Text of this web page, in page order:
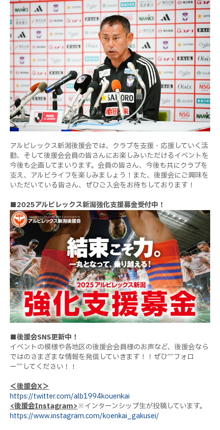
アルビレックス新潟後援会では、クラブを支援・応援していく活
動、そして後援会会員の皆さんにお楽しみいただけるイベントを
今後も企画してまいります。会員の皆さん、今後も共にクラブを
支え、アルビライフを楽しみましょう！また、後援会にご興味を
いただいている皆さん、ぜひご入会をお待ちしております！
■2025アルビレックス新潟強化支援募金受付中！
■後援会SNS更新中！
イベントの模様や各地区の後援会会員様のお声など、後援会なら
ではのさまざまな情報を発信していきます！！ぜひ“”フォロ
ー“”してください！！
＜後援会X＞
https://twitter.com/alb1994kouenkai
<後援会Instagram>※インターンシップ生が投稿しています。
https://www.instagram.com/koenkai_gakusei/